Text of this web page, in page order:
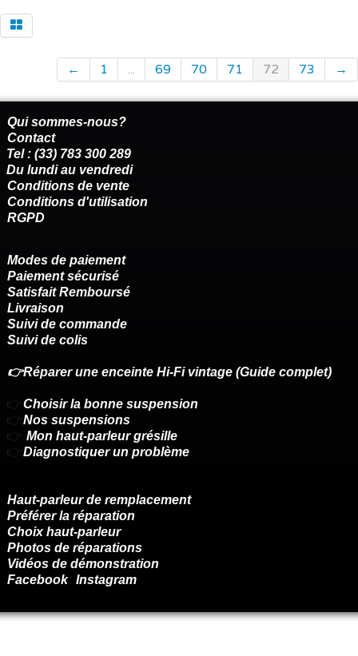
← 1 ... 69 70 71 72 73 →
Qui sommes-nous?
Contact
Tel : (33) 783 300 289
Du lundi au vendredi
Conditions de vente
Conditions d'utilisation
RGPD
Modes de paiement
Paiement sécurisé
Satisfait Remboursé
Livraison
Suivi de commande
Suivi de colis
👉Réparer une enceinte Hi-Fi vintage (Guide complet)
👉 Choisir la bonne suspension
👉 Nos suspensions
👉 Mon haut-parleur grésille
👉 Diagnostiquer un problème
Haut-parleur de remplacement
Préférer la réparation
Choix haut-parleur
Photos de réparations
Vidéos de démonstration
Facebook Instagram